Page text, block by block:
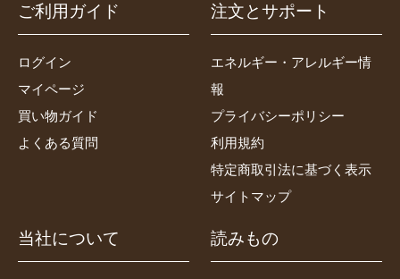
ご利用ガイド
ログイン
マイページ
買い物ガイド
よくある質問
注文とサポート
エネルギー・アレルギー情
報
プライバシーポリシー
利用規約
特定商取引法に基づく表示
サイトマップ
当社について 読みもの